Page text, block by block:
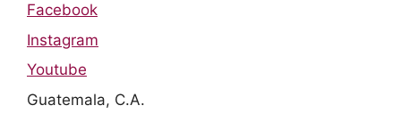
Facebook
Instagram
Youtube
Guatemala, C.A.